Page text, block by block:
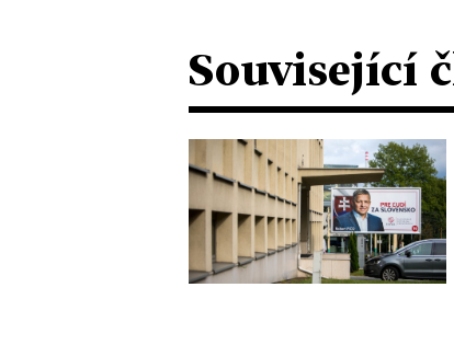
Související